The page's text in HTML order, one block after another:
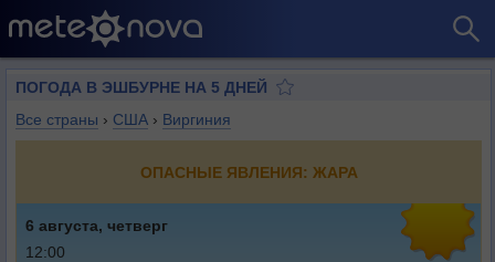
ПОГОДА В ЭШБУРНЕ НА 5 ДНЕЙ
Все страны › США › Виргиния
ОПАСНЫЕ ЯВЛЕНИЯ: ЖАРА
6 августа, четверг
12:00